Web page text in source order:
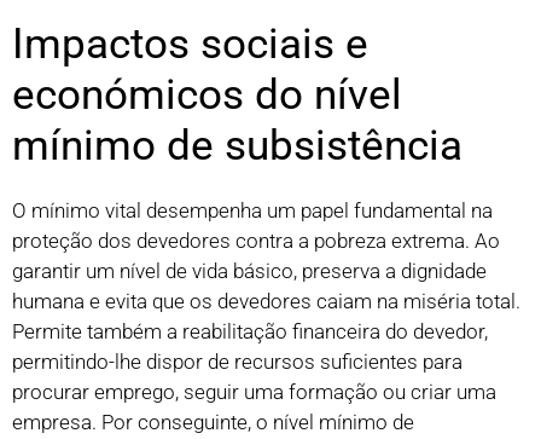
Impactos sociais e
económicos do nível
mínimo de subsistência
O mínimo vital desempenha um papel fundamental na
proteção dos devedores contra a pobreza extrema. Ao
garantir um nível de vida básico, preserva a dignidade
humana e evita que os devedores caiam na miséria total.
Permite também a reabilitação financeira do devedor,
permitindo-lhe dispor de recursos suficientes para
procurar emprego, seguir uma formação ou criar uma
empresa. Por conseguinte, o nível mínimo de